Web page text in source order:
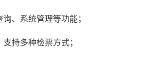
、系统管理等功能；
持多种检票方式；